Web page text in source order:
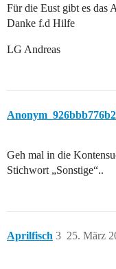
Für die Eust gibt es das
Danke f.d Hilfe
LG Andreas
Geh mal in die
Stichwort „Sonstige“..
Aprilfisch 25. März
3